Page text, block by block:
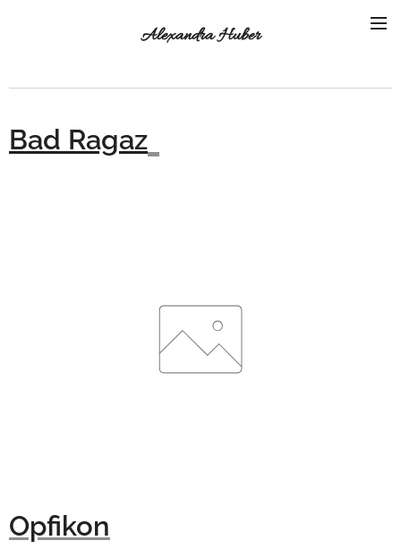
Alexandra Huber
Bad Ragaz
Opfikon